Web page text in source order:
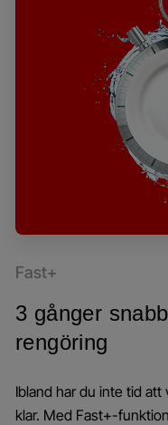
Fast+
3 gånger
rengöring
Ibland har du inte tid
klar. Med Fast+-